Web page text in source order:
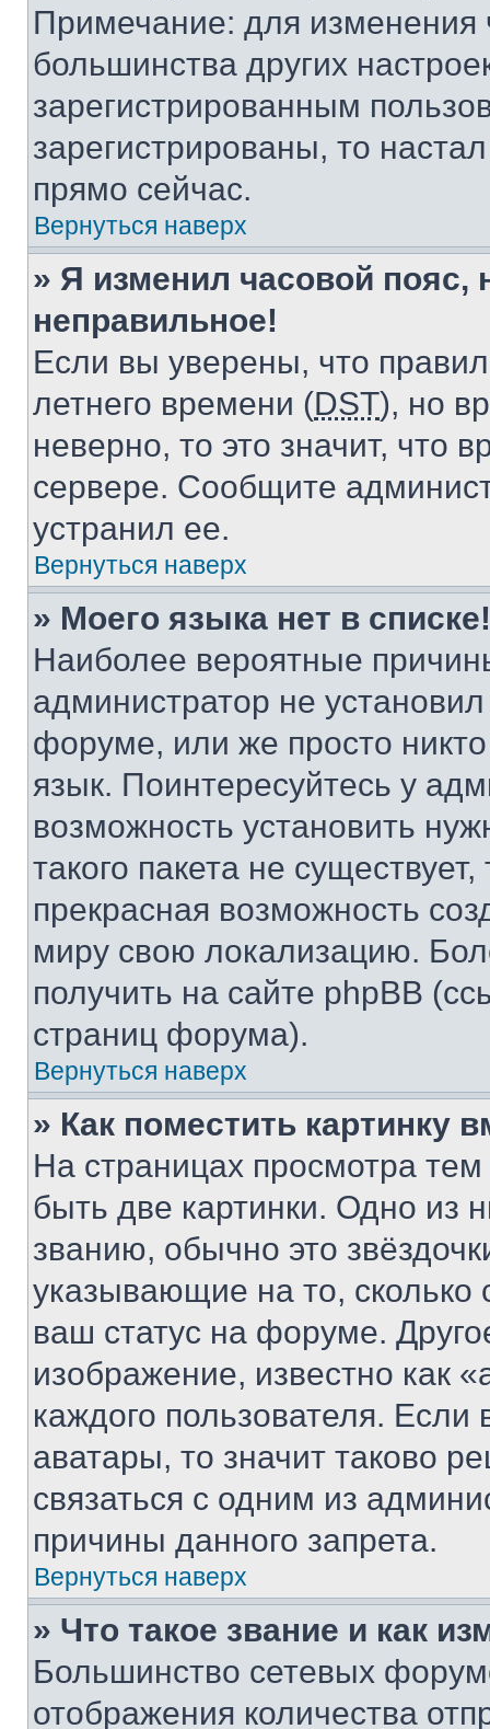
Примечание: для изменения
большинства других
зарегистрированным
зарегистрированы, то
прямо сейчас.
Вернуться наверх
» Я изменил часовой пояс,
неправильное!
Если вы уверены, что
летнего времени (DST), но
неверно, то это значит, что
сервере. Сообщите
устранил ее.
Вернуться наверх
» Моего языка нет в списке!
Наиболее вероятные
администратор не
форуме, или же просто
язык. Поинтересуйтесь у
возможность установить
такого пакета не
прекрасная возможность
миру свою локализацию.
получить на сайте phpBB
страниц форума).
Вернуться наверх
» Как поместить картинку
На страницах просмотра
быть две картинки. Одно из
званию, обычно это
указывающие на то,
ваш статус на форуме.
изображение, известно как
каждого пользователя.
аватары, то значит таково
связаться с одним из
причины данного запрета.
Вернуться наверх
» Что такое звание и как
Большинство сетевых
отображения количества